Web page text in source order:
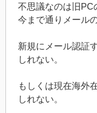
不思議なのは旧PC
今まで通りメール
新規にメール認証
しれない。
もしくは現在海外
しれない。